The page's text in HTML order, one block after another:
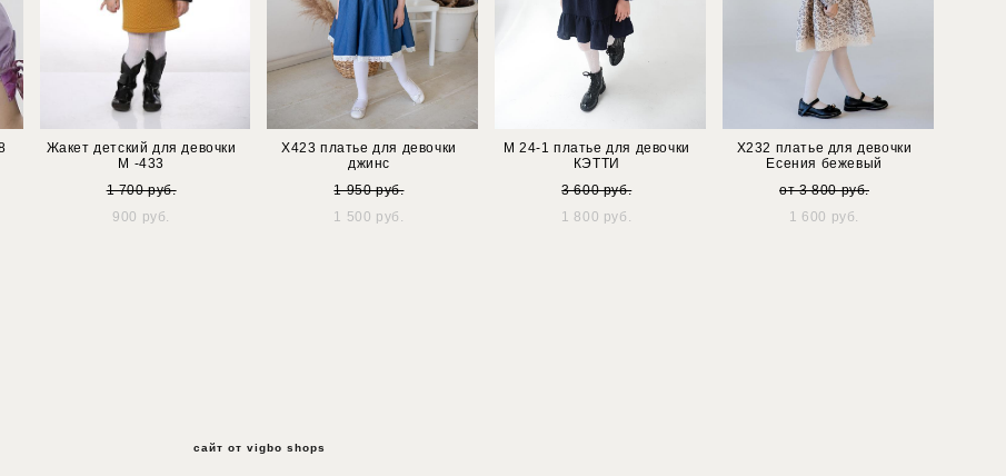
Жакет детский для девочки
М -433
1 700 pуб.
900 pуб.
Х423 платье для девочки
джинс
1 950 pуб.
1 500 pуб.
М 24-1 платье для девочки
КЭТТИ
3 600 pуб.
1 800 pуб.
Х232 платье для девочки
Есения бежевый
от 3 800 pуб.
1 600 pуб.
сайт от vigbo shops